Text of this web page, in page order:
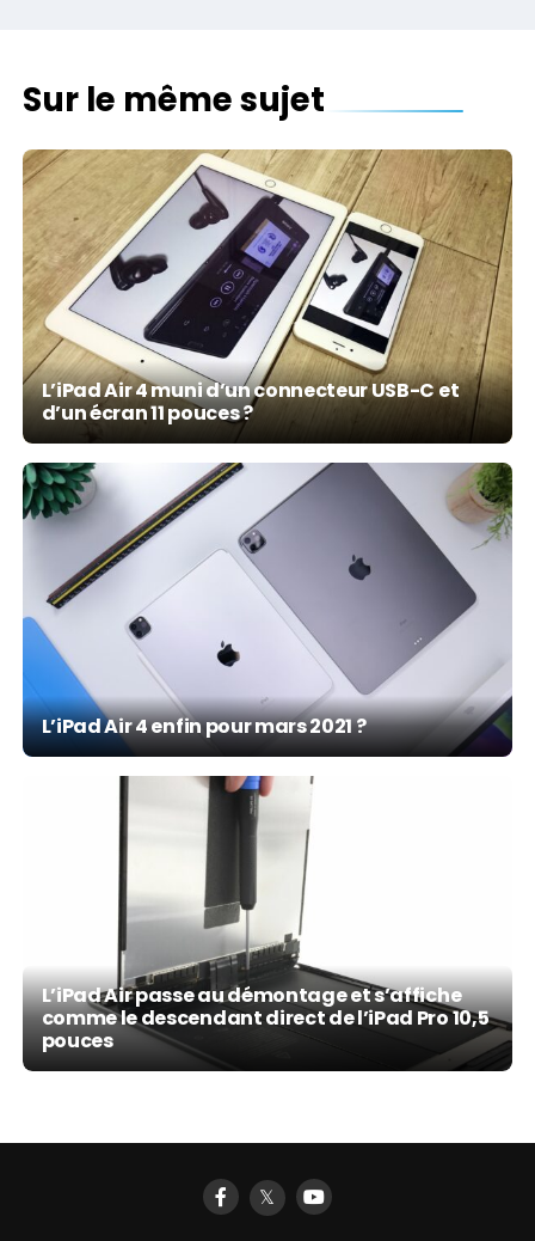
Sur le même sujet
L’iPad Air 4 muni d’un connecteur USB-C et
d’un écran 11 pouces ?
L’iPad Air 4 enfin pour mars 2021 ?
L’iPad Air passe au démontage et s’affiche
comme le descendant direct de l’iPad Pro 10,5
pouces
𝕏